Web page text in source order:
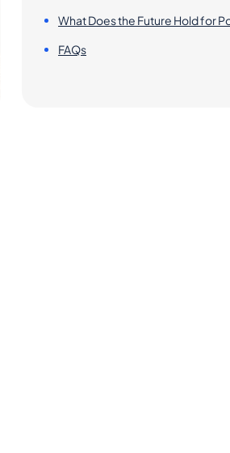
What Does the Future Hold for
FAQs